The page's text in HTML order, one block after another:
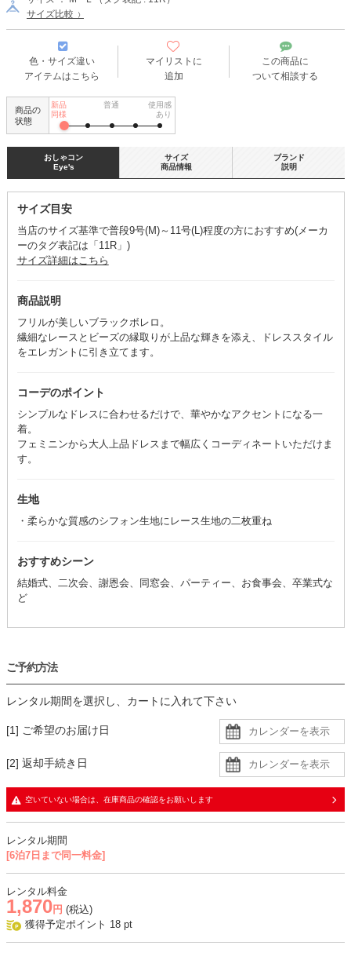
サイズ比較
色・サイズ違い
アイテムはこちら
マイリストに
追加
この商品に
ついて相談する
商品の
状態
新品
同様
普通
使用感
あり
おしゃコン
Eye's
サイズ目安
当店のサイズ基準で普段9号(M)～11号(L)程度の方におすすめ(メーカ
ーのタグ表記は「11R」)
サイズ詳細はこちら
商品説明
フリルが美しいブラックボレロ。
繊細なレースとビーズの縁取りが上品な輝きを添え、ドレススタイル
をエレガントに引き立てます。
コーデのポイント
シンプルなドレスに合わせるだけで、華やかなアクセントになる一
着。
フェミニンから大人上品ドレスまで幅広くコーディネートいただけま
す。
生地
・柔らかな質感のシフォン生地にレース生地の二枚重ね
おすすめシーン
結婚式、二次会、謝恩会、同窓会、パーティー、お食事会、卒業式な
ど
サイズ
商品情報
ブランド
説明
ご予約方法
レンタル期間を選択し、カートに入れて下さい
[1] ご希望のお届け日
[2] 返却手続き日
空いていない場合は、在庫商品の確認をお願いします
レンタル期間
[6泊7日まで同一料金]
レンタル料金
1,870 円 (税込)
獲得予定ポイント 18 pt